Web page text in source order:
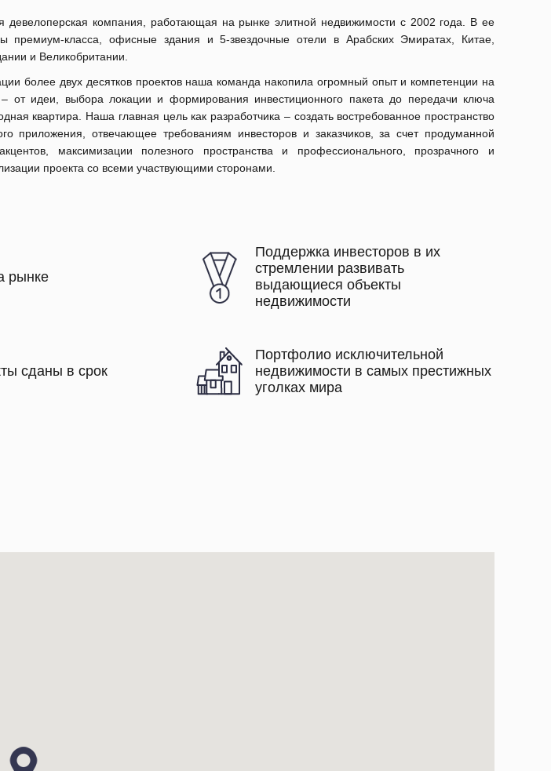
девелоперская компания, работающая на рынке элитной недвижимости с 2002 года. В ее
премиум-класса, офисные здания и 5-звездочные отели в Арабских Эмиратах, Китае,
и Великобритании.
более двух десятков проектов наша команда накопила огромный опыт и компетенции на
– от идеи, выбора локации и формирования инвестиционного пакета до передачи ключа
квартира. Наша главная цель как разработчика – создать востребованное пространство
приложения, отвечающее требованиям инвесторов и заказчиков, за счет продуманной
максимизации полезного пространства и профессионального, прозрачного и
проекта со всеми участвующими сторонами.
рынке
Поддержка инвесторов в их
стремлении развивать
выдающиеся объекты
недвижимости
сданы в срок
Портфолио исключительной
недвижимости в самых престижных
уголках мира